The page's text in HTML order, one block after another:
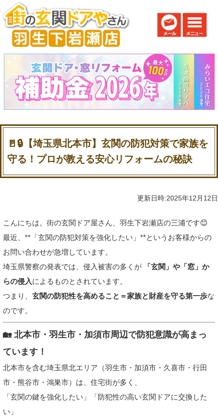
🚪🔒【埼玉県北本市】玄関の防犯対策で家族を
守る！プロが教える安心リフォームの秘訣
更新日時:2025年12月12日
こんにちは。街の玄関ドア屋さん、羽生下岩瀬店の三浦です😊
最近、**「玄関の防犯対策を強化したい」**というお客様からの
お問い合わせが急増しています。
埼玉県警察の発表では、侵入被害の多くが
「玄関」や「窓」か
らの侵入によるものとされています。
つまり、 玄関の防犯性を高めること＝家族と財産を守る第一歩な
のです。
🏡 北本市・羽生市・加須市周辺で防犯意識が高まっ
ています！
北本市を含む埼玉県北エリア（羽生市・加須市・久喜市・行田
市・熊谷市・鴻巣市）は、住宅街が多く、
「玄関の鍵を強化したい」「防犯性の高い玄関ドアに交換した
い」